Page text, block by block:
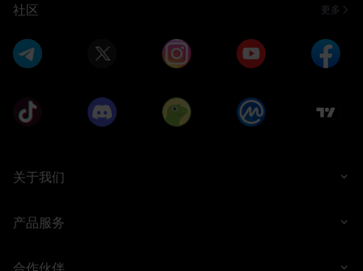
社区 更多
关于我们
产品服务
合作伙伴